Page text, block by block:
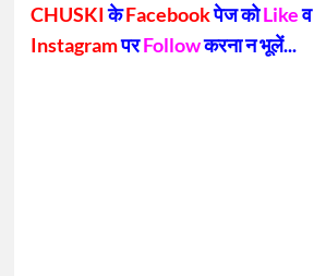
CHUSKIकेFacebookपेज कोLikeव
InstagramपरFollowकरना न भूलें...